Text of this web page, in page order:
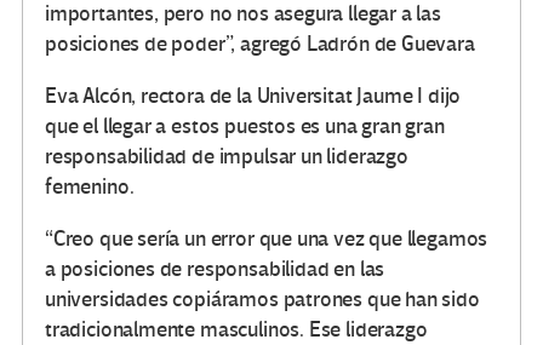
importantes, pero no nos asegura llegar a las
posiciones de poder”, agregó Ladrón de Guevara
Eva Alcón, rectora de la Universitat Jaume I dijo
que el llegar a estos puestos es una gran gran
responsabilidad de impulsar un liderazgo
femenino.
“Creo que sería un error que una vez que llegamos
a posiciones de responsabilidad en las
universidades copiáramos patrones que han sido
tradicionalmente masculinos. Ese liderazgo